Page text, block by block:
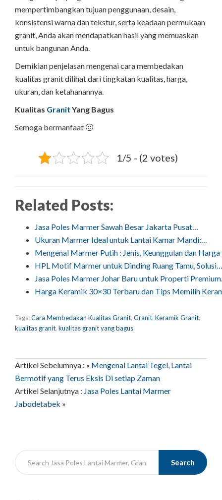
mempertimbangkan tujuan penggunaan, desain,
konsistensi warna dan tekstur, serta keadaan permukaan
granit, Anda akan mendapatkan hasil yang memuaskan
untuk bangunan Anda.
Demikian penjelasan mengenai cara membedakan
kualitas granit dilihat dari tingkatan kualitas, harga,
ukuran, dan ketahanannya.
Kualitas Granit Yang Bagus
Semoga bermanfaat 🙂
1/5 - (2 votes)
Related Posts:
Jasa Poles Marmer Sawah Besar Jakarta Pusat…
Ukuran Marmer Ideal untuk Lantai Kamar Mandi:…
Mengenal Marmer Putih : Jenis, Keunggulan dan Harga
HPL Motif Marmer untuk Dinding Ruang Tamu, Solusi…
Jasa Poles Marmer Johar Baru untuk Properti
Harga Keramik 30×30 Terbaru dan Tips Memilih
Tags:Cara Membedakan Kualitas Granit, Granit, Keramik Granit,
kualitas granit, kualitas granit yang bagus
Artikel Sebelumnya : « Mengenal Lantai Tegel, Lantai
Bermotif yang Terus Eksis Di setiap Zaman
Artikel Selanjutnya : Jasa Poles Lantai Marmer
Jabodetabek »
Search